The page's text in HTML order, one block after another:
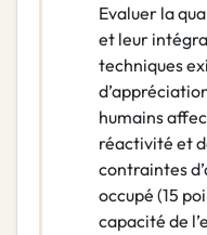
Evaluer la
et leur
techniques
humains
réactivité et
contraintes
occupé (15
capacité de